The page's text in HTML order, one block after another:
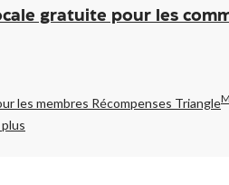
gratuite pour les
les membres Récompenses Triangle